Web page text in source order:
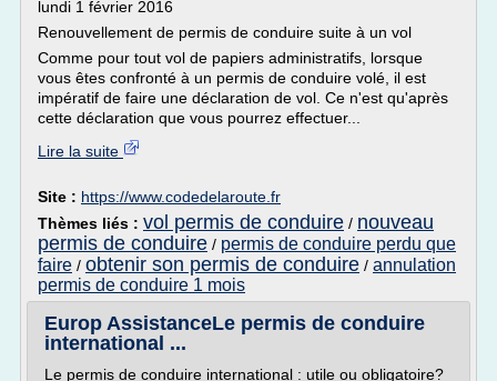
lundi 1 février 2016
Renouvellement de permis de conduire suite à un vol
Comme pour tout vol de papiers administratifs, lorsque
vous êtes confronté à un permis de conduire volé, il est
impératif de faire une déclaration de vol. Ce n'est qu'après
cette déclaration que vous pourrez effectuer...
Lire la suite
Site : https://www.codedelaroute.fr
Thèmes liés : vol permis de conduire / nouveau
permis de conduire / permis de conduire perdu que
faire / obtenir son permis de conduire / annulation
permis de conduire 1 mois
Europ AssistanceLe permis de conduire
international ...
Le permis de conduire international : utile ou obligatoire?